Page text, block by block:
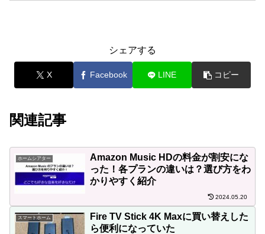
シェアする
X Facebook LINE コピー
関連記事
ホームシアター
Amazon Music HDの料金が割安にな
った！各プランの違いは？選び方をわ
かりやすく紹介
2024.05.20
スマートホーム
Fire TV Stick 4K Maxに買い替えした
ら便利になっていた